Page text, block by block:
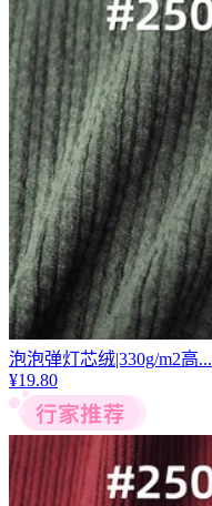
泡泡弹灯芯绒|330g/m2高...
¥19.80